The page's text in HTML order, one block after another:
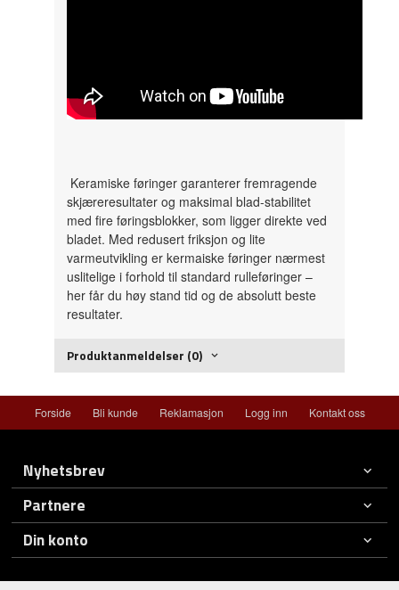
Keramiske føringer garanterer fremragende
skjæreresultater og maksimal blad-stabilitet
med fire føringsblokker, som ligger direkte ved
bladet. Med redusert friksjon og lite
varmeutvikling er kermaiske føringer nærmest
uslitelige i forhold til standard rulleføringer –
her får du høy stand tid og de absolutt beste
resultater.
Produktanmeldelser (0)
Forside Bli kunde Reklamasjon Logg inn Kontakt oss
Nyhetsbrev
Partnere
Din konto